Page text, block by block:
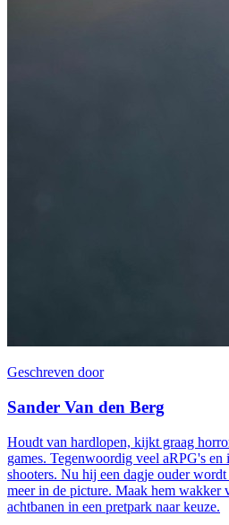
Geschreven door
Sander Van den Berg
Houdt van hardlopen, kijkt graag
games. Tegenwoordig veel aRPG's en
shooters. Nu hij een dagje ouder
meer in de picture. Maak hem wakker
achtbanen in een pretpark naar keuze.